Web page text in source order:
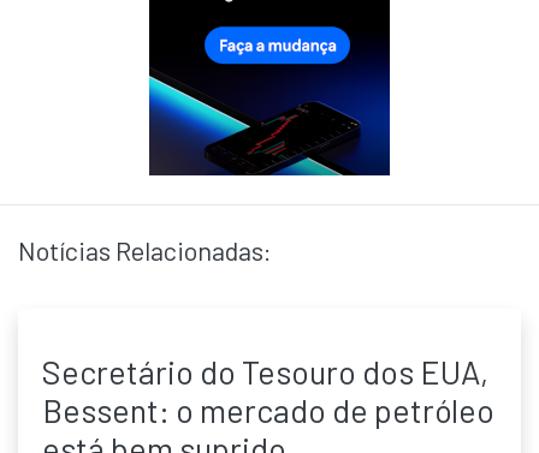
Notícias Relacionadas:
Secretário do Tesouro dos EUA,
Bessent: o mercado de petróleo